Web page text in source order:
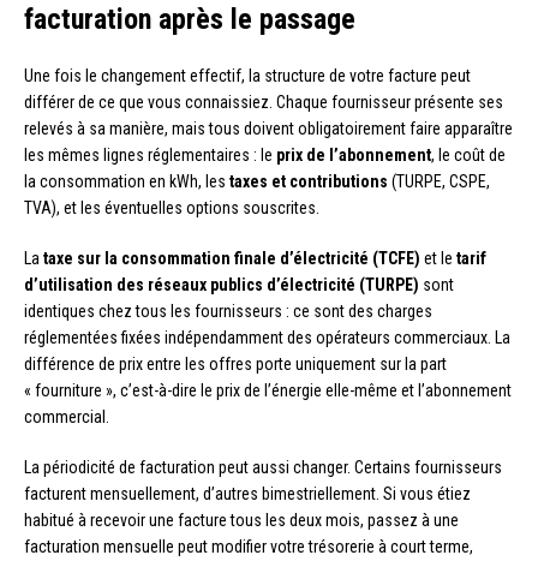
facturation après le passage
Une fois le changement effectif, la structure de votre facture peut
différer de ce que vous connaissiez. Chaque fournisseur présente ses
relevés à sa manière, mais tous doivent obligatoirement faire apparaître
les mêmes lignes réglementaires : le prix de l’abonnement, le coût de
la consommation en kWh, les taxes et contributions (TURPE, CSPE,
TVA), et les éventuelles options souscrites.
La taxe sur la consommation finale d’électricité (TCFE) et le tarif
d’utilisation des réseaux publics d’électricité (TURPE) sont
identiques chez tous les fournisseurs : ce sont des charges
réglementées fixées indépendamment des opérateurs commerciaux. La
différence de prix entre les offres porte uniquement sur la part
« fourniture », c’est-à-dire le prix de l’énergie elle-même et l’abonnement
commercial.
La périodicité de facturation peut aussi changer. Certains fournisseurs
facturent mensuellement, d’autres bimestriellement. Si vous étiez
habitué à recevoir une facture tous les deux mois, passez à une
facturation mensuelle peut modifier votre trésorerie à court terme,